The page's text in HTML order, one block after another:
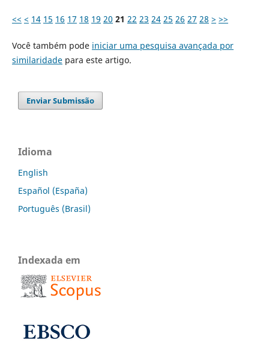
<< < 14 15 16 17 18 19 20 21 22 23 24 25 26 27 28 > >>
Você também pode iniciar uma pesquisa avançada por
similaridadepara este artigo.
Enviar Submissão
Idioma
English
Español (España)
Português (Brasil)
Indexada em